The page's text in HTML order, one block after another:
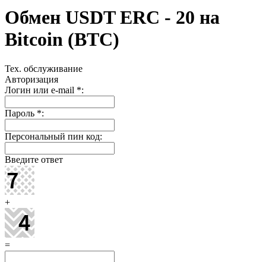
Обмен USDT ERC - 20 на
Bitcoin (BTC)
Тех. обслуживание
Авторизация
Логин или e-mail *:
Пароль *:
Персональный пин код:
Введите ответ
+
=